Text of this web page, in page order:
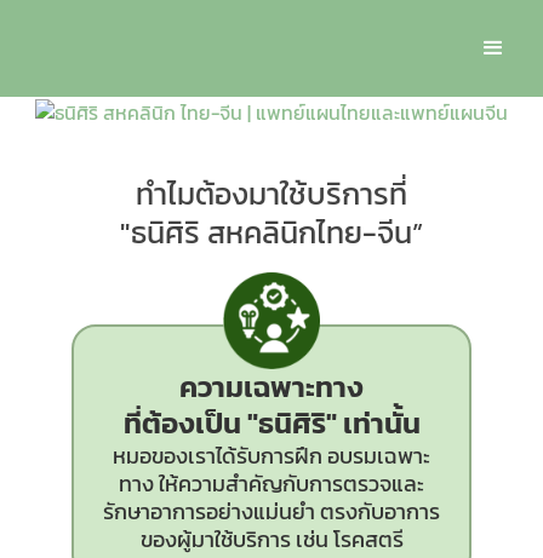
ทำไมต้องมาใช้บริการที่
"ธนิศิริ สหคลินิกไทย-จีน”
ความเฉพาะทาง
ที่ต้องเป็น"ธนิศิริ"เท่านั้น
หมอของเราได้รับการฝึก อบรมเฉพาะ
ทาง ให้ความสำคัญกับการตรวจและ
รักษาอาการอย่างแม่นยำ ตรงกับอาการ
ของผู้มาใช้บริการ เช่น โรคสตรี